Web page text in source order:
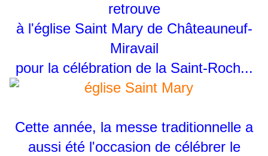
retrouve
à l'église Saint Mary de Châteauneuf-
Miravail
pour la célébration de la Saint-Roch...
Cette année, la messe traditionnelle a
aussi été l'occasion de célébrer le